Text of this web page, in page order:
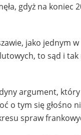
gdyż na koniec
jako jednym
to sąd i tak
argument,
o tym się głośno
spraw